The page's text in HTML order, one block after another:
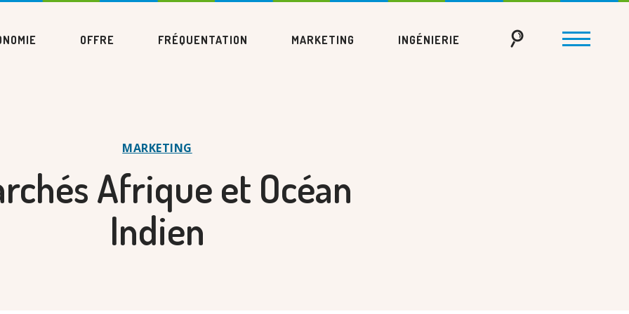
OFFRE FRÉQUENTATION MARKETING INGÉNIERIE
MARKETING
Afrique et Océan
Indien